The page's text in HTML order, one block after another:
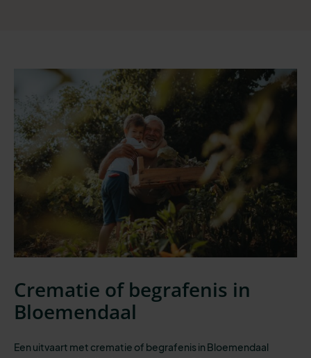
Crematie of begrafenis in
Bloemendaal
Een uitvaart met crematie of begrafenis in Bloemendaal